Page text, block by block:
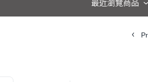
最近瀏覽商品